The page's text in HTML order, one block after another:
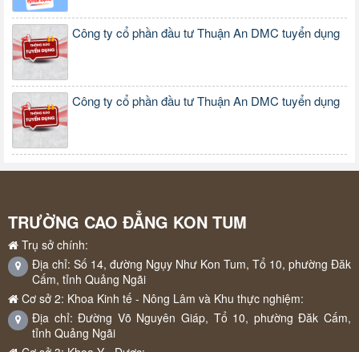
Công ty cổ phần đầu tư Thuận An DMC tuyển dụng
Công ty cổ phần đầu tư Thuận An DMC tuyển dụng
TRƯỜNG CAO ĐẲNG KON TUM
Trụ sở chính:
Địa chỉ: Số 14, đường Ngụy Như Kon Tum, Tổ 10, phường Đăk
Cấm, tỉnh Quảng Ngãi
Cơ sở 2: Khoa Kinh tế - Nông Lâm và Khu thực nghiệm:
Địa chỉ: Đường Võ Nguyên Giáp, Tổ 10, phường Đăk Cấm,
tỉnh Quảng Ngãi